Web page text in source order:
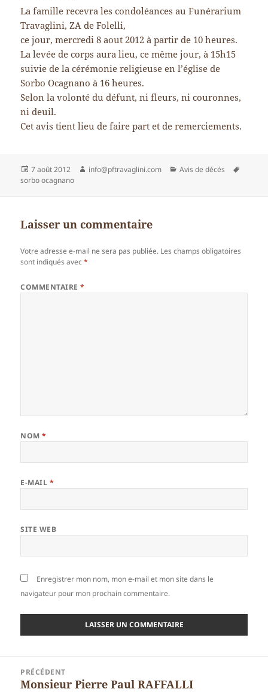
La famille recevra les condoléances au Funérarium
Travaglini, ZA de Folelli,
ce jour, mercredi 8 aout 2012 à partir de 10 heures.
La levée de corps aura lieu, ce même jour, à 15h15
suivie de la cérémonie religieuse en l’église de
Sorbo Ocagnano à 16 heures.
Selon la volonté du défunt, ni fleurs, ni couronnes,
ni deuil.
Cet avis tient lieu de faire part et de remerciements.
Publié
le
7 août 2012 Auteur
info@pftravaglini.com Catégories
Avis de décés
sorbo ocagnano
Laisser un commentaire
Votre adresse e-mail ne sera pas publiée. Les champs obligatoires
sont indiqués avec*
COMMENTAIRE*
NOM*
E-MAIL *
SITE WEB
Enregistrer mon nom, mon e-mail et mon site dans le
navigateur pour mon prochain commentaire.
PRÉCÉDENT
Article
Monsieur Pierre Paul RAFFALLI